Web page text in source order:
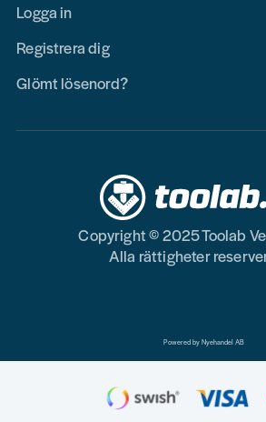
Logga in
Registrera dig
Glömt lösenord?
Copyright © 2025 Toolab
Alla rättigheter
Powered by Nyehandel AB